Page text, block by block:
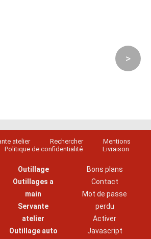
>
atelier Rechercher
Mentions
Politique de confidentialité Livraison
Outillage
Outillages a
main
Servante
atelier
Outillage auto
Bons plans
Contact
Mot de passe
perdu
Activer
Javascript